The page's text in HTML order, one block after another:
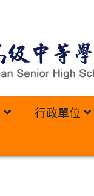
行政單位